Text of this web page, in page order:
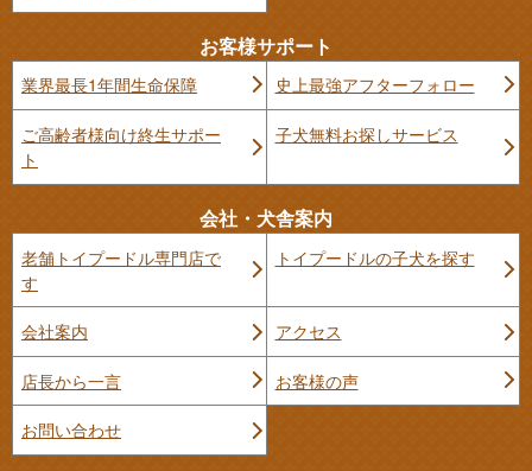
お客様サポート
業界最長1年間生命保障 史上最強アフターフォロー
ご高齢者様向け終生サポー
ト
子犬無料お探しサービス
会社・犬舎案内
老舗トイプードル専門店で
す
トイプードルの子犬を探す
会社案内 アクセス
店長から一言 お客様の声
お問い合わせ